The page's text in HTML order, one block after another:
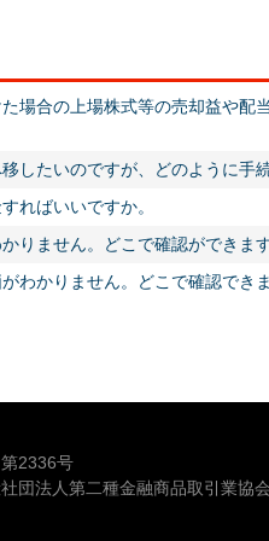
た場合の上場株式等の売却益や配
したいのですが、どのように手
ればいいですか。
りません。どこで確認ができま
わかりません。どこで確認でき
2336号
団法人第二種金融商品取引業協